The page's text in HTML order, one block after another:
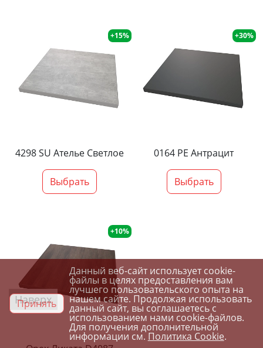
+15%
4298 SU Ателье Светлое
Выбрать
+30%
0164 PE Антрацит
Выбрать
+10%
Наверх
Принять
Данный веб-сайт использует cookie-
файлы в целях предоставления вам
лучшего пользовательского опыта на
нашем сайте. Продолжая использовать
данный сайт, вы соглашаетесь с
использованием нами cookie-файлов.
Для получения дополнительной
информации см.Политика Cookie.